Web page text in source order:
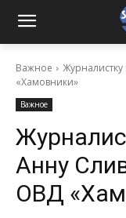
Важное
«Хамовники»
Важное
Анну
ОВД